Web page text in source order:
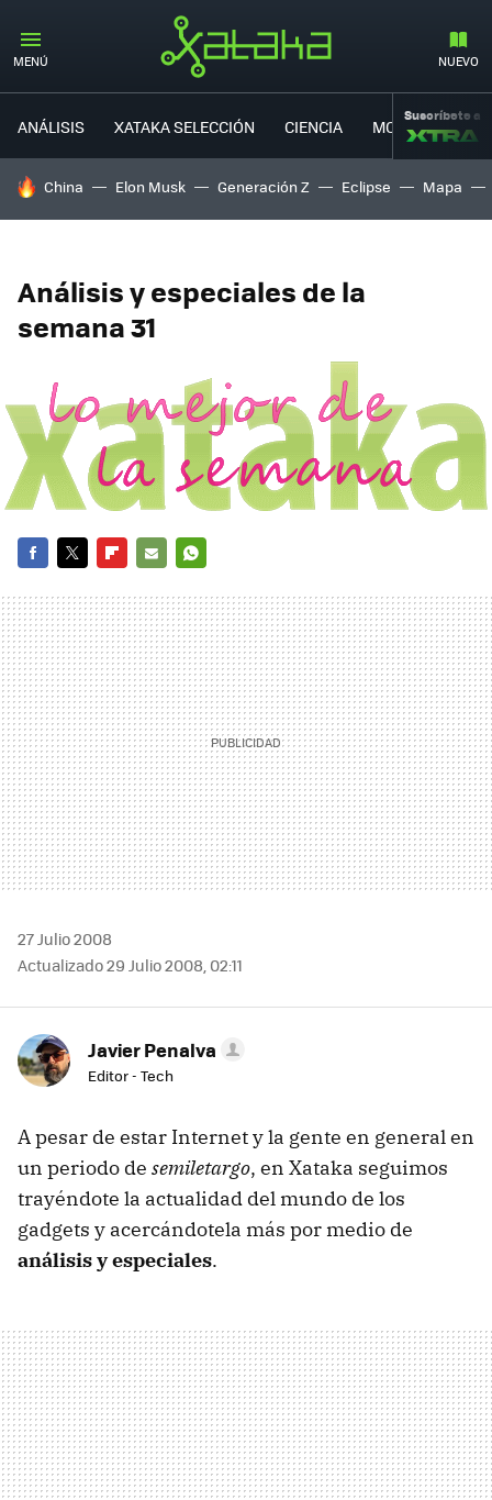
MENÚ NUEVO
ANÁLISIS XATAKA SELECCIÓN CIENCIA MOVILIDAD
Suscríbete a
HOY SE HABLA DE
China Elon Musk Generación Z Eclipse Mapa
Análisis y especiales de la
semana 31
MAIL
27 Julio 2008
Actualizado 29 Julio 2008, 02:11
Javier Penalva
Editor - Tech
A pesar de estar Internet y la gente en general en
un periodo de semiletargo, en Xataka seguimos
trayéndote la actualidad del mundo de los
gadgets y acercándotela más por medio de
análisis y especiales.